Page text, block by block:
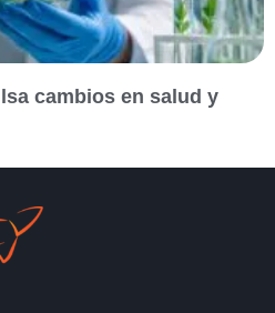
cambios en salud y